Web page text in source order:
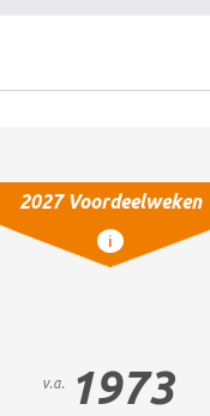
2027 Voordeelweken
i
v.a. 1973